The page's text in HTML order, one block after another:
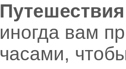
иногда вам
часами,